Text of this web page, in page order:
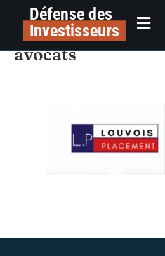
principalDéfense des
Investisseurs
alerte-
placement-
avocats